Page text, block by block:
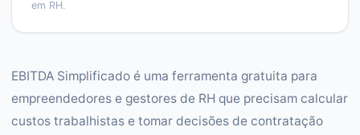
em RH.
EBITDA Simplificado é uma ferramenta gratuita para
empreendedores e gestores de RH que precisam calcular
custos trabalhistas e tomar decisões de contratação